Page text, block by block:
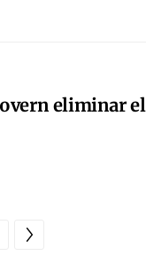
eliminar el